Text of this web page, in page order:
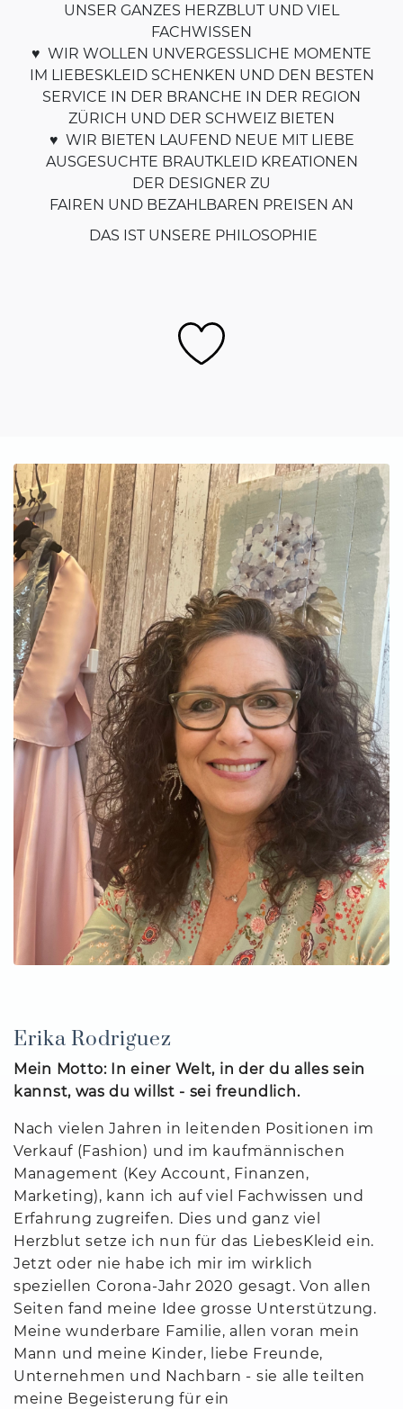
UNSER GANZES HERZBLUT UND VIEL
FACHWISSEN
♥ WIR WOLLEN UNVERGESSLICHE MOMENTE
IM LIEBESKLEID SCHENKEN UND DEN BESTEN
SERVICE IN DER BRANCHE IN DER REGION
ZÜRICH UND DER SCHWEIZ BIETEN
♥ WIR BIETEN LAUFEND NEUE MIT LIEBE
AUSGESUCHTE BRAUTKLEID KREATIONEN
DER DESIGNER ZU
FAIREN UND BEZAHLBAREN PREISEN AN
DAS IST UNSERE PHILOSOPHIE
Erika Rodriguez
Mein Motto: In einer Welt, in der du alles sein
kannst, was du willst - sei freundlich.
Nach vielen Jahren in leitenden Positionen im
Verkauf (Fashion) und im kaufmännischen
Management (Key Account, Finanzen,
Marketing), kann ich auf viel Fachwissen und
Erfahrung zugreifen. Dies und ganz viel
Herzblut setze ich nun für das LiebesKleid ein.
Jetzt oder nie habe ich mir im wirklich
speziellen Corona-Jahr 2020 gesagt. Von allen
Seiten fand meine Idee grosse Unterstützung.
Meine wunderbare Familie, allen voran mein
Mann und meine Kinder, liebe Freunde,
Unternehmen und Nachbarn - sie alle teilten
meine Begeisterung für ein